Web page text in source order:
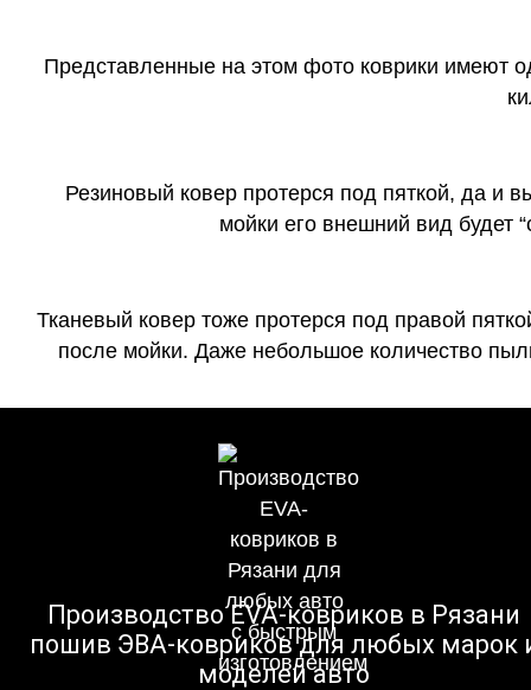
Представленные на этом фото коврики имеют
Резиновый ковер протерся под пяткой, да и
мойки его внешний вид будет
Тканевый ковер тоже протерся под правой
после мойки. Даже небольшое количество
Производство EVA-ковриков в Рязани
пошив ЭВА-ковриков для любых марок
моделей авто